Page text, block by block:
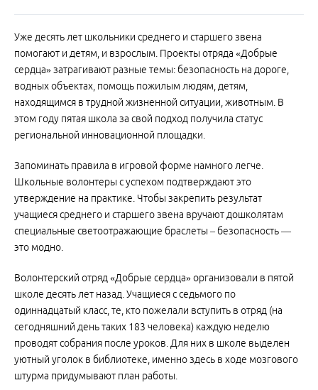
Уже десять лет школьники среднего и старшего звена
помогают и детям, и взрослым. Проекты отряда «Добрые
сердца» затрагивают разные темы: безопасность на дороге,
водных объектах, помощь пожилым людям, детям,
находящимся в трудной жизненной ситуации, животным. В
этом году пятая школа за свой подход получила статус
региональной инновационной площадки.
Запоминать правила в игровой форме намного легче.
Школьные волонтеры с успехом подтверждают это
утверждение на практике. Чтобы закрепить результат
учащиеся среднего и старшего звена вручают дошколятам
специальные светоотражающие браслеты – безопасность —
это модно.
Волонтерский отряд «Добрые сердца» организовали в пятой
школе десять лет назад. Учащиеся с седьмого по
одиннадцатый класс, те, кто пожелали вступить в отряд (на
сегодняшний день таких 183 человека) каждую неделю
проводят собрания после уроков. Для них в школе выделен
уютный уголок в библиотеке, именно здесь в ходе мозгового
штурма придумывают план работы.